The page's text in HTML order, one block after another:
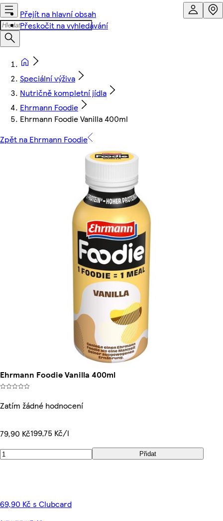
Přejít na hlavní obsah
Přeskočit na vyhledávání
Speciální výživa
Nutričně kompletní jídla
Ehrmann Foodie
Ehrmann Foodie Vanilla 400ml
Zpět na Ehrmann Foodie
Ehrmann Foodie Vanilla 400ml
Zatím žádné hodnocení
79,90 Kč199,75 Kč/l
Přidat
69,90 Kč s Clubcard